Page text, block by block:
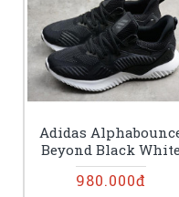
Adidas
Beyond Black
980.000đ